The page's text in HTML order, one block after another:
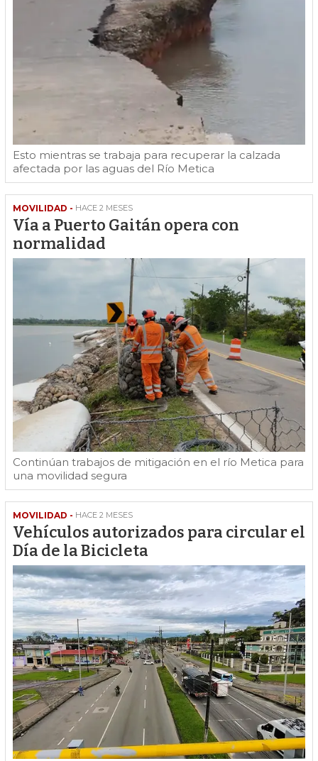
Esto mientras se trabaja para recuperar la calzada
afectada por las aguas del Río Metica
MOVILIDAD - HACE 2 MESES
Vía a Puerto Gaitán opera con
normalidad
Continúan trabajos de mitigación en el río Metica para
una movilidad segura
MOVILIDAD - HACE 2 MESES
Vehículos autorizados para circular el
Día de la Bicicleta